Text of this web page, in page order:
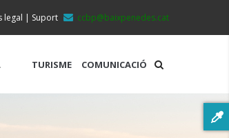
ccbp@baixpenedes.cat
legal | Suport
TURISME COMUNICACIÓ